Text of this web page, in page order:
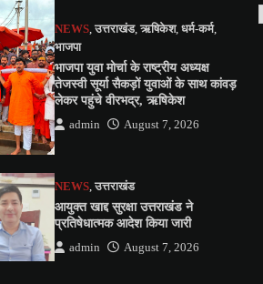
NEWS उत्तराखंड, ऋषिकेश, धर्म-कर्म,
भाजपा
भाजपा युवा मोर्चा के राष्ट्रीय अध्यक्ष
तेजस्वी सूर्या सैकड़ों युवाओं के साथ कांवड़
लेकर पहुंचे वीरभद्र, ऋषिकेश
admin August 7, 2026
NEWS उत्तराखंड
आयुक्त खाद्द सुरक्षा उत्तराखंड ने
प्रतिषेधात्मक आदेश किया जारी
admin August 7, 2026